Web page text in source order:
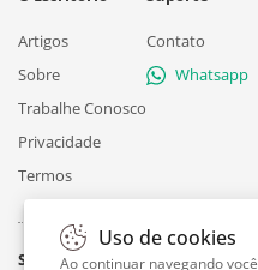
Artigos
Sobre
Trabalhe Conosco
Privacidade
Termos
Contato
Whatsapp
Siga
Uso de cookies
Ao continuar navegando